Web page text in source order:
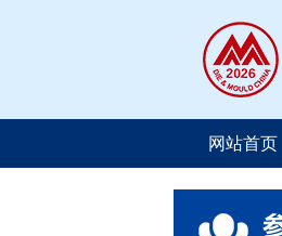
网站首页